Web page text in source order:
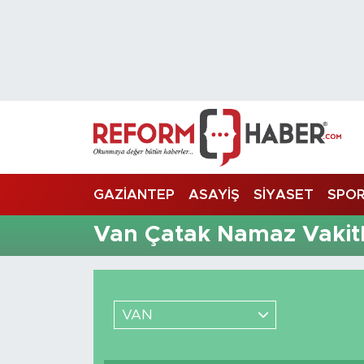
GAZİANTEP ASAYİŞ SİYASET SPOR
Van Çatak Namaz
VAN
Trafik Durumu
Süper Lig Puan Durumu ve Fikstür
Tüm Manşetler
Son Dakika Haberleri
Haber Arşivi